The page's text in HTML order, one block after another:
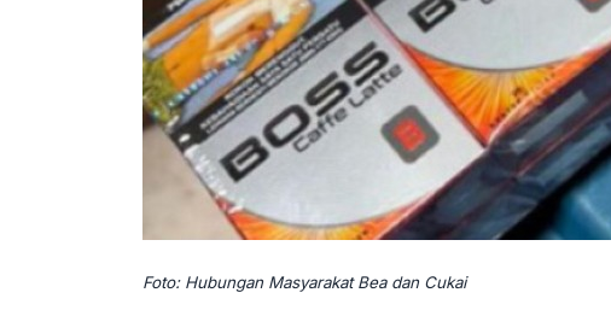
Foto: Hubungan Masyarakat Bea dan Cukai